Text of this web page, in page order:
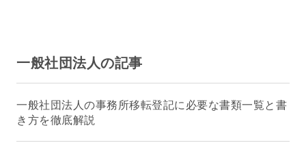
一般社団法人の記事
一般社団法人の事務所移転登記に必要な書類一覧と書
き方を徹底解説